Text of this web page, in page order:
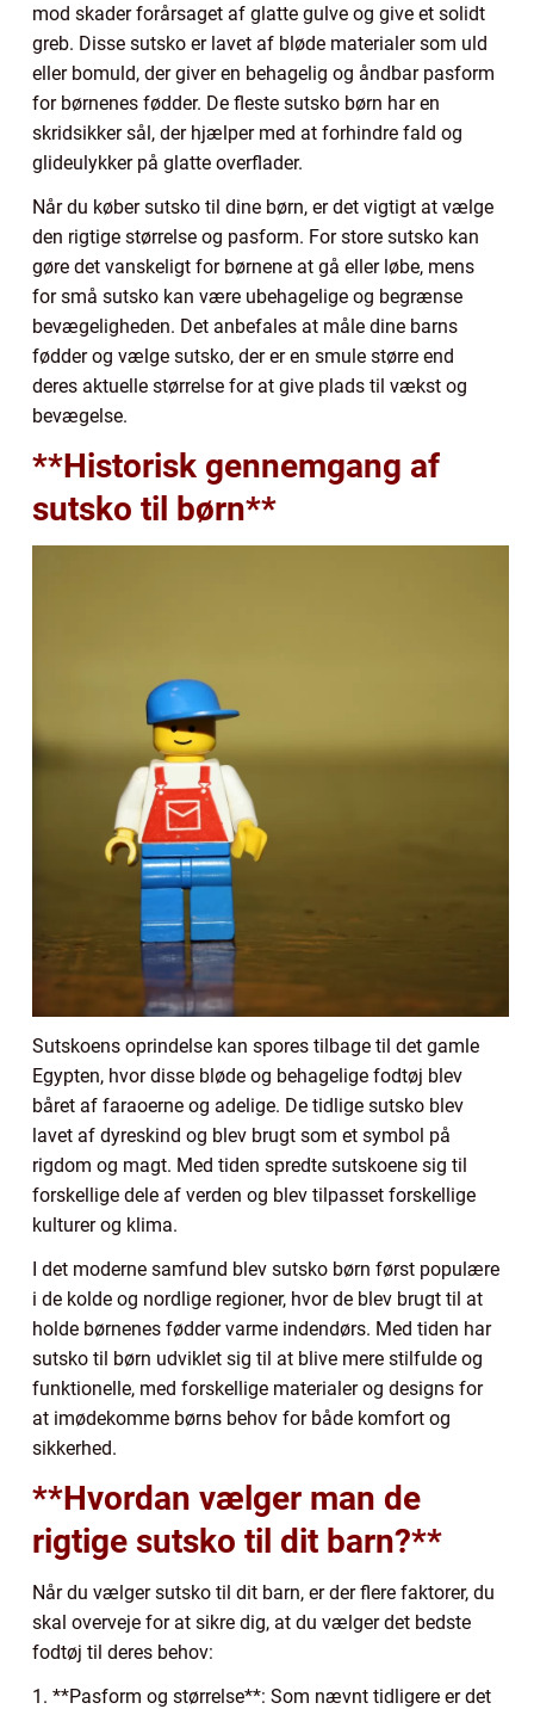
mod skader forårsaget af glatte gulve og give et solidt
greb. Disse sutsko er lavet af bløde materialer som uld
eller bomuld, der giver en behagelig og åndbar pasform
for børnenes fødder. De fleste sutsko børn har en
skridsikker sål, der hjælper med at forhindre fald og
glideulykker på glatte overflader.
Når du køber sutsko til dine børn, er det vigtigt at vælge
den rigtige størrelse og pasform. For store sutsko kan
gøre det vanskeligt for børnene at gå eller løbe, mens
for små sutsko kan være ubehagelige og begrænse
bevægeligheden. Det anbefales at måle dine barns
fødder og vælge sutsko, der er en smule større end
deres aktuelle størrelse for at give plads til vækst og
bevægelse.
**Historisk gennemgang af
sutsko til børn**
Sutskoens oprindelse kan spores tilbage til det gamle
Egypten, hvor disse bløde og behagelige fodtøj blev
båret af faraoerne og adelige. De tidlige sutsko blev
lavet af dyreskind og blev brugt som et symbol på
rigdom og magt. Med tiden spredte sutskoene sig til
forskellige dele af verden og blev tilpasset forskellige
kulturer og klima.
I det moderne samfund blev sutsko børn først populære
i de kolde og nordlige regioner, hvor de blev brugt til at
holde børnenes fødder varme indendørs. Med tiden har
sutsko til børn udviklet sig til at blive mere stilfulde og
funktionelle, med forskellige materialer og designs for
at imødekomme børns behov for både komfort og
sikkerhed.
**Hvordan vælger man de
rigtige sutsko til dit barn?**
Når du vælger sutsko til dit barn, er der flere faktorer, du
skal overveje for at sikre dig, at du vælger det bedste
fodtøj til deres behov:
1. **Pasform og størrelse**: Som nævnt tidligere er det